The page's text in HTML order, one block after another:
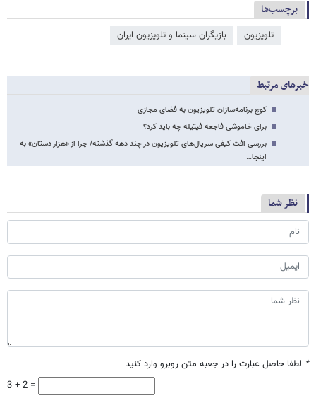
برچسب‌ها
تلویزیون بازیگران سینما و تلویزیون ایران
خبرهای مرتبط
کوچ برنامه‌سازان تلویزیون به فضای مجازی
برای خاموشی فاجعه فیتیله چه باید کرد؟
بررسی افت کیفی سریال‌های تلویزیون در چند دهه گذشته/ چرا از «هزار دستان» به
اینجا…
نظر شما
* لطفا حاصل عبارت را در جعبه متن روبرو وارد کنید
3 + 2 =